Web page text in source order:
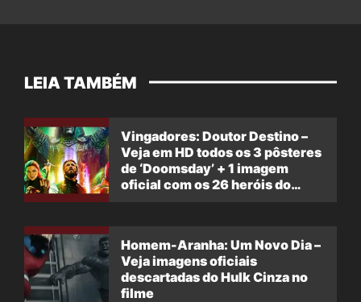
LEIA TAMBÉM
Vingadores: Doutor Destino –
Veja em HD todos os 3 pôsteres
de ‘Doomsday’ + 1 imagem
oficial com os 26 heróis do
Homem-Aranha: Um Novo Dia –
Veja imagens oficiais
descartadas do Hulk Cinza no
filme